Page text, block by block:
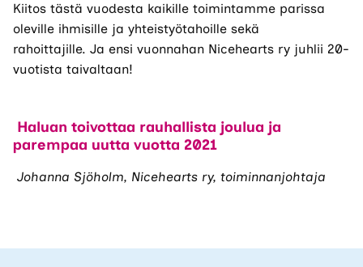
Kiitos tästä vuodesta kaikille toimintamme parissa
oleville ihmisille ja yhteistyötahoille sekä
rahoittajille. Ja ensi vuonnahan Nicehearts ry juhlii 20-
vuotista taivaltaan!
Haluan toivottaa rauhallista joulua ja
parempaa uutta vuotta 2021
Johanna Sjöholm, Nicehearts ry, toiminnanjohtaja